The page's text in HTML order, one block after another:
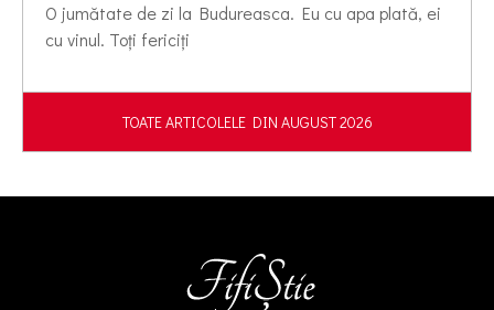
O jumătate de zi la Budureasca. Eu cu apa plată, ei
cu vinul. Toți fericiți
TOATE ARTICOLELE DIN AUGUST 2026